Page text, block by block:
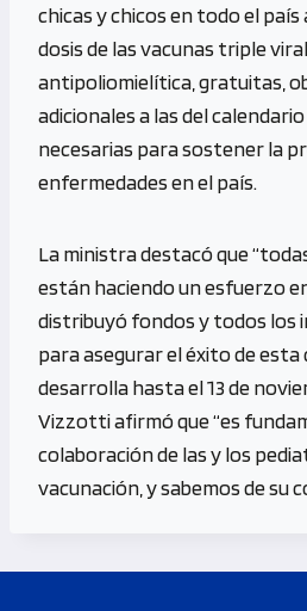
chicas y chicos en todo el
dosis de las vacunas triple
antipoliomielítica, gratuitas,
adicionales a las del
necesarias para sostener la
enfermedades en el país.
La ministra destacó que
están haciendo un esfuerzo
distribuyó fondos y todos los
para asegurar el éxito de esta
desarrolla hasta el 13 de
Vizzotti afirmó que “es
colaboración de las y los
vacunación, y sabemos de su